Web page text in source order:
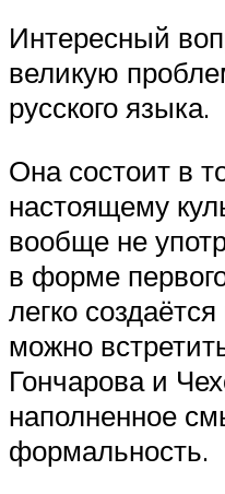
Интересный
великую
русского языка.
Она состоит в
настоящему
вообще не
в форме
легко
можно
Гончарова и
наполненное
формальность.